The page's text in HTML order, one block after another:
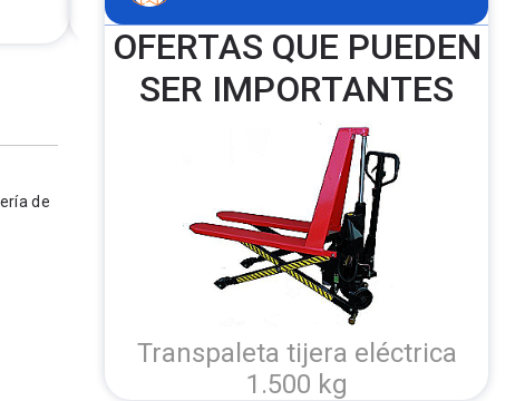
de
OFERTAS QUE PUEDEN
SER IMPORTANTES
Transpaleta tijera eléctrica
1.500 kg